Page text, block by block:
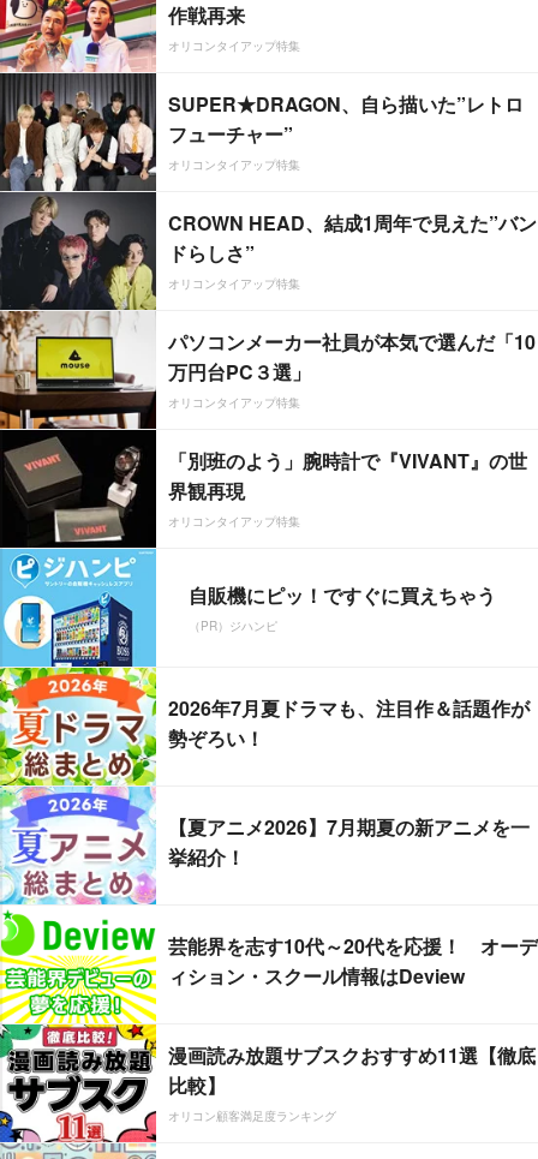
作戦再来
オリコンタイアップ特集
SUPER★DRAGON、自ら描いた”レトロ
フューチャー”
オリコンタイアップ特集
CROWN HEAD、結成1周年で見えた”バン
ドらしさ”
オリコンタイアップ特集
パソコンメーカー社員が本気で選んだ「10
万円台PC３選」
オリコンタイアップ特集
「別班のよう」腕時計で『VIVANT』の世
界観再現
オリコンタイアップ特集
自販機にピッ！ですぐに買えちゃう
（PR）ジハンピ
2026年7月夏ドラマも、注目作＆話題作が
勢ぞろい！
【夏アニメ2026】7月期夏の新アニメを一
挙紹介！
芸能界を志す10代～20代を応援！ オーデ
ィション・スクール情報はDeview
漫画読み放題サブスクおすすめ11選【徹底
比較】
オリコン顧客満足度ランキング